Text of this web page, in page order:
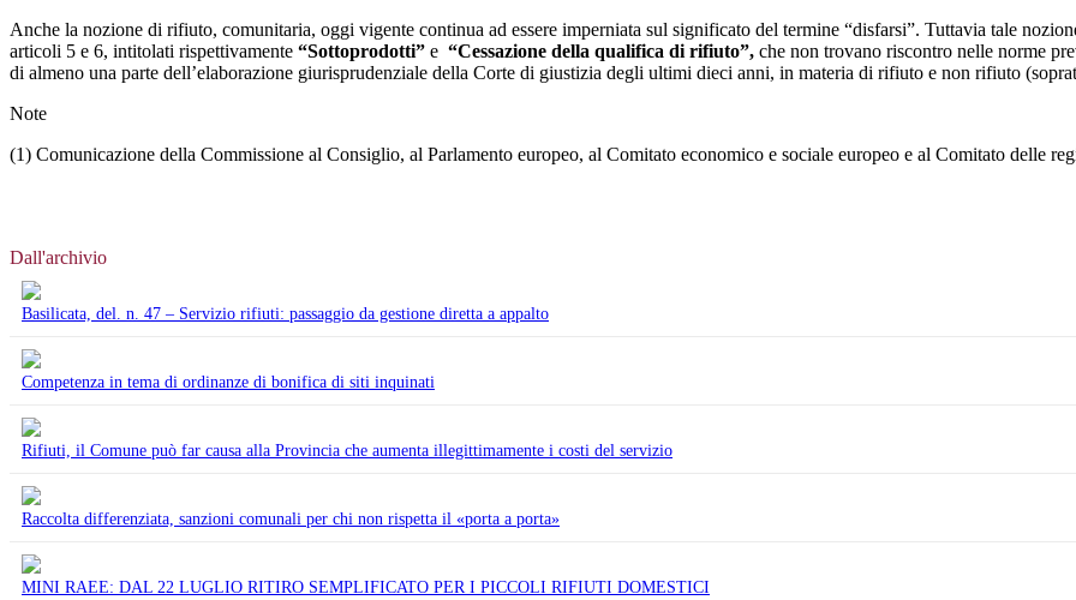
Anche la nozione di rifiuto, comunitaria, oggi vigente continua ad essere imperniata sul significato del termine “disfarsi”. Tuttavia tale
articoli 5 e 6, intitolati rispettivamente “Sottoprodotti” e “Cessazione della qualifica di rifiuto”, che non trovano riscontro nelle norme
di almeno una parte dell’elaborazione giurisprudenziale della Corte di giustizia degli ultimi dieci anni, in materia di rifiuto e non rifiuto
Note
(1) Comunicazione della Commissione al Consiglio, al Parlamento europeo, al Comitato economico e sociale europeo e al Comitato delle
Dall'archivio
Basilicata, del. n. 47 – Servizio rifiuti: passaggio da gestione diretta a appalto
Competenza in tema di ordinanze di bonifica di siti inquinati
Rifiuti, il Comune può far causa alla Provincia che aumenta illegittimamente i costi del servizio
Raccolta differenziata, sanzioni comunali per chi non rispetta il «porta a porta»
MINI RAEE: DAL 22 LUGLIO RITIRO SEMPLIFICATO PER I PICCOLI RIFIUTI DOMESTICI